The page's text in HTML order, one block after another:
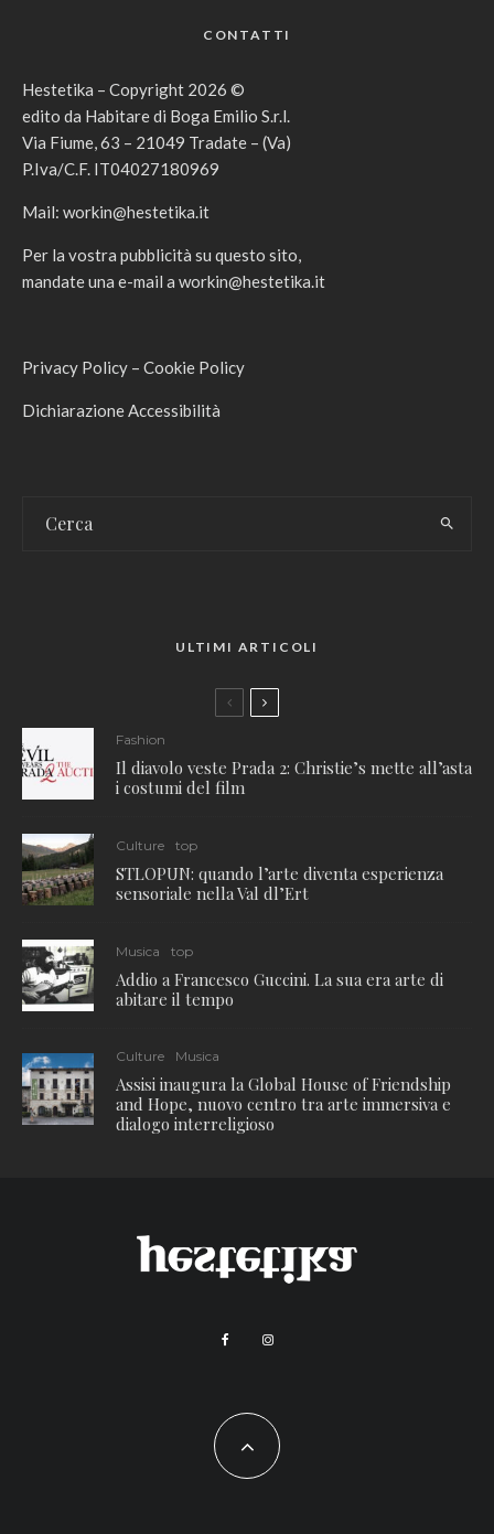
CONTATTI
Hestetika – Copyright 2026 ©
edito da Habitare di Boga Emilio S.r.l.
Via Fiume, 63 – 21049 Tradate – (Va)
P.Iva/C.F. IT04027180969
Mail: workin@hestetika.it
Per la vostra pubblicità su questo sito,
mandate una e-mail a workin@hestetika.it
Privacy Policy – Cookie Policy
Dichiarazione Accessibilità
ULTIMI ARTICOLI
Fashion
Il diavolo veste Prada 2: Christie’s mette all’asta
i costumi del film
Culture top
STLOPUN: quando l’arte diventa esperienza
sensoriale nella Val dl’Ert
Musica top
Addio a Francesco Guccini. La sua era arte di
abitare il tempo
Culture Musica
Assisi inaugura la Global House of Friendship
and Hope, nuovo centro tra arte immersiva e
dialogo interreligioso